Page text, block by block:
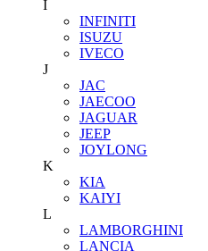
I
INFINITI
ISUZU
IVECO
J
JAC
JAECOO
JAGUAR
JEEP
JOYLONG
K
KIA
KAIYI
L
LAMBORGHINI
LANCIA